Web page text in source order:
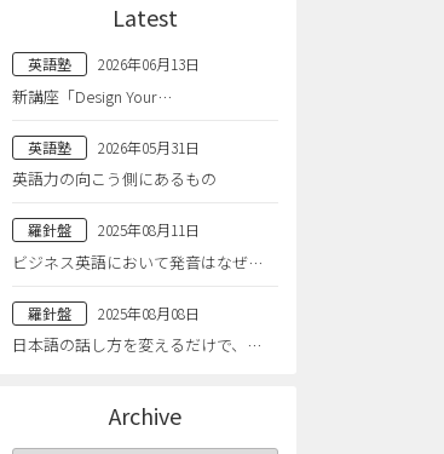
Latest
英語塾 2026年06月13日
新講座「Design Your…
英語塾 2026年05月31日
英語力の向こう側にあるもの
羅針盤 2025年08月11日
ビジネス英語において発音はなぜ…
羅針盤 2025年08月08日
日本語の話し方を変えるだけで、…
Archive